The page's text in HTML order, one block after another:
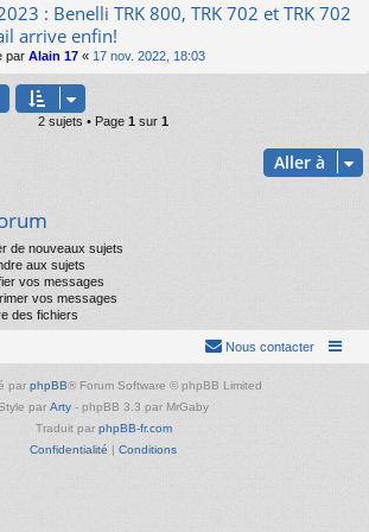
: Benelli TRK 800, TRK 702 et TRK 702
arrive enfin!
par Alain 17 « 17 nov. 2022, 18:03
2 sujets • Page 1 sur 1
Aller à
de nouveaux sujets
aux sujets
vos messages
vos messages
des fichiers
Nous contacter
par phpBB® Forum Software © phpBB Limited
par Arty - phpBB 3.3 par MrGaby
Traduit par phpBB-fr.com
Confidentialité | Conditions